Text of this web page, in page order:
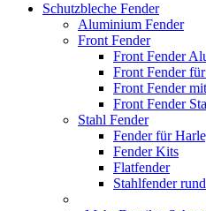
Schutzbleche Fender
Aluminium Fender
Front Fender
Front Fender
Front Fender
Front Fender
Front Fender
Stahl Fender
Fender für
Fender Kits
Flatfender
Stahlfender rund